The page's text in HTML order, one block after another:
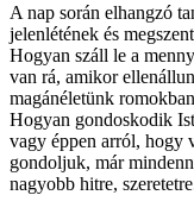
A nap során elhangzó
jelenlétének és
Hogyan száll le a
van rá, amikor
magánéletünk
Hogyan gondoskodik
vagy éppen arról, hogy
gondoljuk, már
nagyobb hitre,